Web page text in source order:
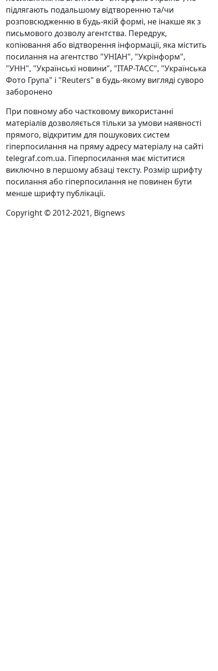
підлягають подальшому відтворенню та/чи
розповсюдженню в будь-якій формі, не інакше як з
письмового дозволу агентства. Передрук,
копіювання або відтворення інформації, яка містить
посилання на агентство "УНІАН", "Укрінформ",
"УНН", "Українські новини", "ІТАР-ТАСС", "Українська
Фото Група" і "Reuters" в будь-якому вигляді суворо
заборонено
При повному або частковому використанні
матеріалів дозволяється тільки за умови наявності
прямого, відкритим для пошукових систем
гіперпосилання на пряму адресу матеріалу на сайті
telegraf.com.ua. Гіперпосилання має міститися
виключно в першому абзаці тексту. Розмір шрифту
посилання або гіперпосилання не повинен бути
менше шрифту публікації.
Copyright © 2012-2021, Bignews